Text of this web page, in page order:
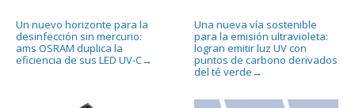
Un nuevo horizonte para la
desinfección sin mercurio:
ams OSRAM duplica la
eficiencia de sus LED UV-C→
Una nueva vía sostenible
para la emisión ultravioleta:
logran emitir luz UV con
puntos de carbono derivados
del té verde →